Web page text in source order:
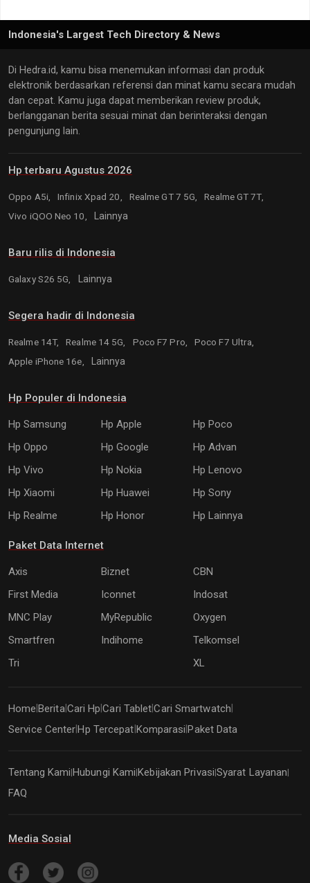
Indonesia's Largest Tech Directory & News
Di Hedra.id, kamu bisa menemukan informasi dan produk
elektronik berdasarkan referensi dan minat kamu secara mudah
dan cepat. Kamu juga dapat memberikan review produk,
berlangganan berita sesuai minat dan berinteraksi dengan
pengunjung lain.
Hp terbaru Agustus 2026
Oppo A5i, Infinix Xpad 20, Realme GT 7 5G,
Realme GT 7T,
Vivo iQOO Neo 10,
Lainnya
Baru rilis di Indonesia
Galaxy S26 5G, Lainnya
Segera hadir di Indonesia
Realme 14T, Realme 14 5G, Poco F7 Pro,
Poco F7 Ultra,
Apple iPhone 16e,
Lainnya
Hp Populer di Indonesia
Hp Samsung Hp Apple
Hp Poco
Hp Oppo
Hp Google
Hp Advan
Hp Vivo
Hp Nokia
Hp Lenovo
Hp Xiaomi
Hp Huawei
Hp Sony
Hp Realme
Hp Honor Hp Lainnya
Paket Data Internet
Axis Biznet
CBN
First Media
Iconnet
Indosat
MNC Play
MyRepublic
Oxygen
Smartfren
Indihome
Telkomsel
Tri
XL
Home BeritaCari Hp |Cari Tablet|Cari Smartwatch
Service Center|Hp Tercepat Komparasi |Paket Data
Tentang Kami|Hubungi Kami|Kebijakan Privasi|Syarat Layanan|
FAQ
Media Sosial